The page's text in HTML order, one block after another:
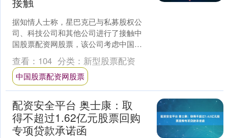
据知情人士称，星巴克已与私募股权公
司、科技公司和其他公司进行了接触中
国股票配资网股票，该公司考虑中国业
务的选项，包括可能的股权出售。 知情
人士称，星巴克本周通过....
查看： 104 分类： 新型股票配资
中国股票配资网股票
配资安全平台 奥士康：取
得不超过1.62亿元股票回购
专项贷款承诺函